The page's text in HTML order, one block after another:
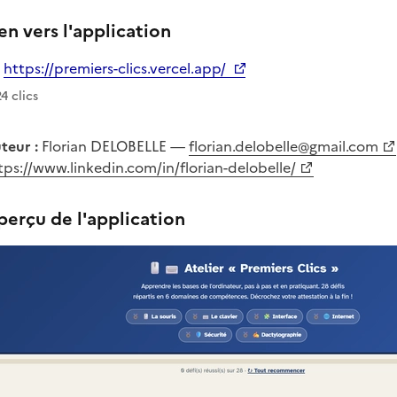
vers l'application
https://premiers-clics.vercel.app/
dans un nouvel onglet
clics
ce lien
:Florian DELOBELLE —florian.delobelle@gmail.com
www.linkedin.com/in/florian-delobelle/
de l'application